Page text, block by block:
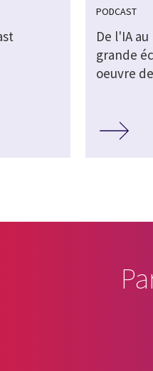
PODCAST
De l'IA
grande
oeuvre